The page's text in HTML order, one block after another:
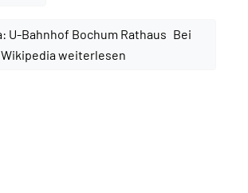
Bei
Wikipedia weiterlesen